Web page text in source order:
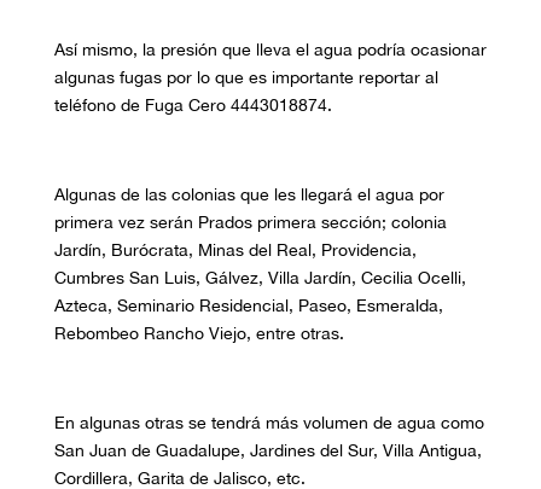
Así mismo, la presión que lleva el agua podría ocasionar
algunas fugas por lo que es importante reportar al
teléfono de Fuga Cero 4443018874.
Algunas de las colonias que les llegará el agua por
primera vez serán Prados primera sección; colonia
Jardín, Burócrata, Minas del Real, Providencia,
Cumbres San Luis, Gálvez, Villa Jardín, Cecilia Ocelli,
Azteca, Seminario Residencial, Paseo, Esmeralda,
Rebombeo Rancho Viejo, entreotras.
En algunas otras se tendrá más volumen de agua como
San Juan de Guadalupe, Jardines del Sur, Villa Antigua,
Cordillera, Garita de Jalisco, etc.